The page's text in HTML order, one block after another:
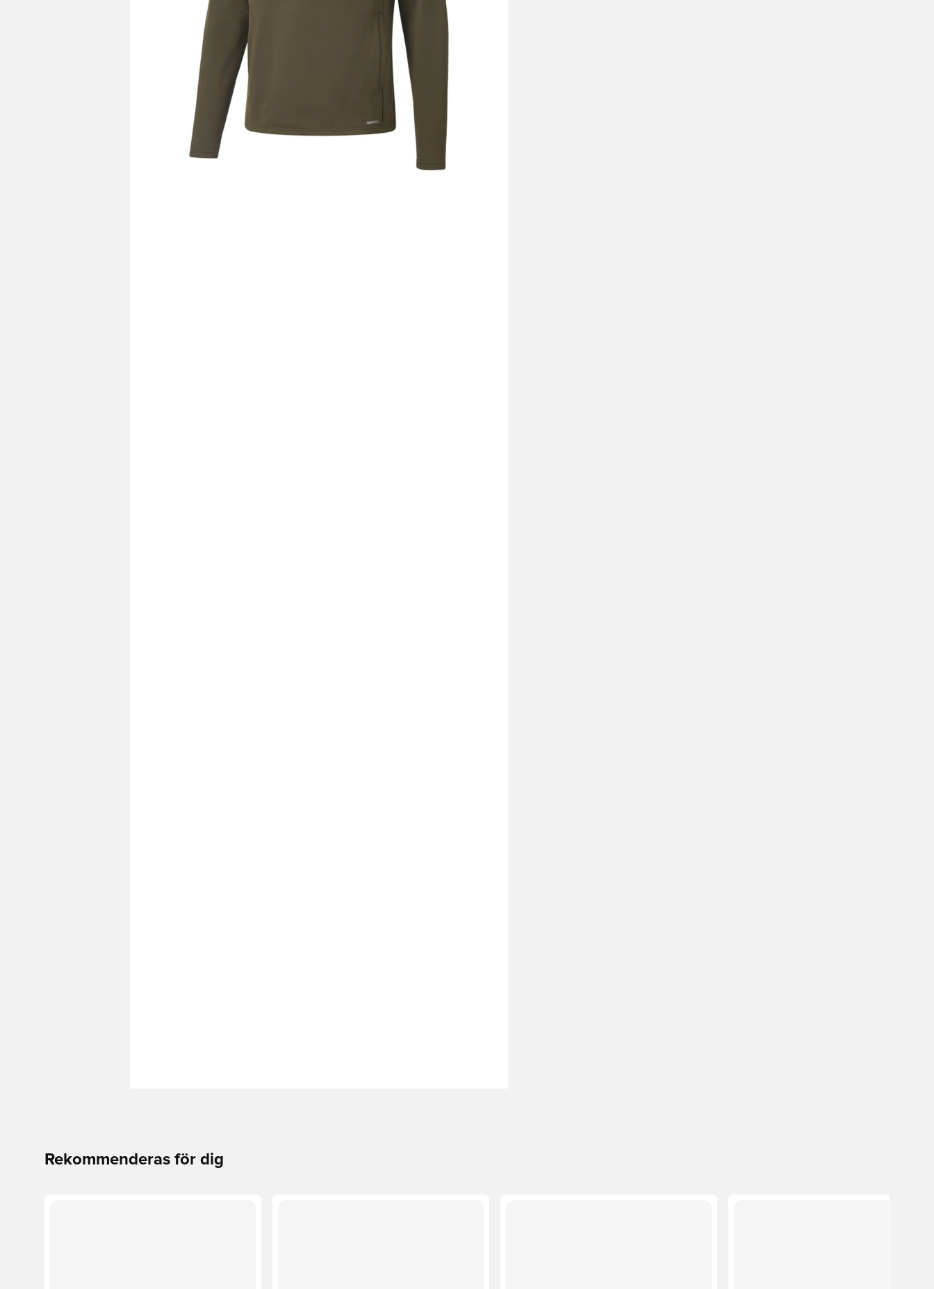
Rekommenderas för dig